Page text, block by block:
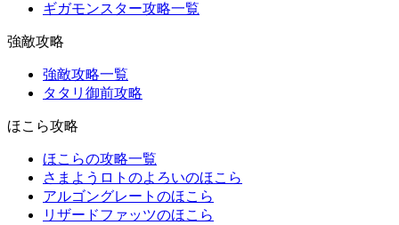
ギガモンスター攻略一覧
強敵攻略
強敵攻略一覧
タタリ御前攻略
ほこら攻略
ほこらの攻略一覧
さまようロトのよろいのほこら
アルゴングレートのほこら
リザードファッツのほこら